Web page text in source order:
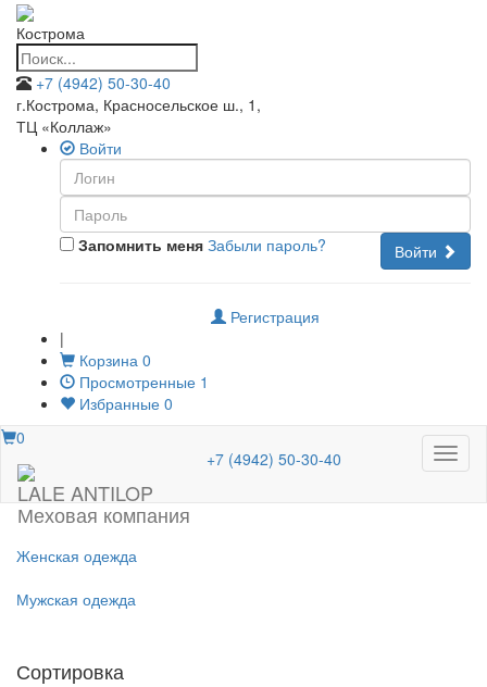
Кострома
+7 (4942) 50-30-40
г.Кострома, Красносельское ш., 1 ,
ТЦ «Коллаж»
Войти
Запомнить меня Войти
Забыли пароль?
Регистрация
|
Корзина 0
Просмотренные 1
Избранные 0
Меню
0
LALE ANTILOP
Меховая компания
+7 (4942) 50-30-40
Женская одежда
Мужская одежда
Сортировка